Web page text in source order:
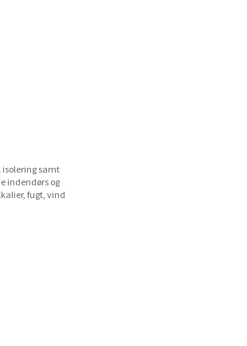
isolering samt
indendørs og
fugt, vind